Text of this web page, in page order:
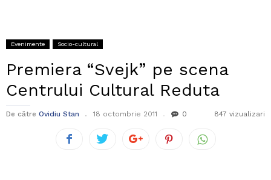
Evenimente Socio-cultural
Premiera “Svejk” pe scena
Centrului Cultural Reduta
De către Ovidiu Stan 18 octombrie 2011 0 847 vizualizari